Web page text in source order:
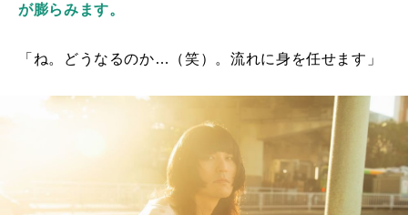
が膨らみます。
「ね。どうなるのか…（笑）。流れに身を任せます 」